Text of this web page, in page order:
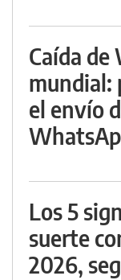
Caída
mundial:
el envío
Los 5
suerte
2026,